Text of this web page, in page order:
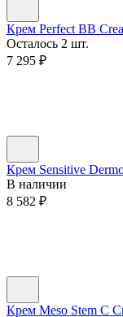
Крем Perfect BB
Осталось 2 шт.
7 295 ₽
Крем Sensitive
В наличии
8 582 ₽
Крем Meso Stem C